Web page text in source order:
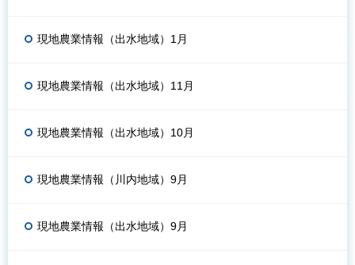
現地農業情報（出水地域）1月
現地農業情報（出水地域）11月
現地農業情報（出水地域）10月
現地農業情報（川内地域）9月
現地農業情報（出水地域）9月